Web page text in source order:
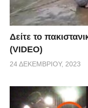
Δείτε το
(VIDEO)
24 ΔΕΚΕΜΒΡΊΟΥ, 2023